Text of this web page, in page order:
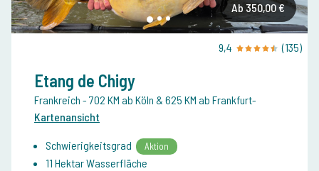
Ab 350,00 €
9,4 (135)
Etang de Chigy
Frankreich - 702 KM ab Köln & 625 KM ab Frankfurt-
Kartenansicht
Schwierigkeitsgrad Aktion
11 Hektar Wasserfläche